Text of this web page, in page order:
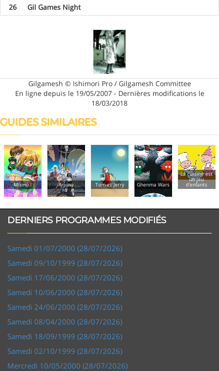
26 Gil Games Night
Gilgamesh © Ishimori Pro / Gilgamesh Committee
En ligne depuis le 19/05/2007 - Dernières modifications le
18/03/2018
GUIDES SIMILAIRES
Mirmo ! Arjuna Tom et Jerry Ghenma Wars
La cuisine est
un jeu
d'enfants
DERNIERS PROGRAMMES MODIFIÉS
Samedi 01/07/2000 (28/07/2026)
Samedi 09/10/1999 (28/07/2026)
Samedi 17/06/2000 (28/07/2026)
Samedi 10/06/2000 (28/07/2026)
Samedi 24/06/2000 (28/07/2026)
Samedi 08/04/2000 (28/07/2026)
Samedi 18/09/1999 (28/07/2026)
Samedi 02/10/1999 (28/07/2026)
Mercredi 10/05/2000 (28/07/2026)